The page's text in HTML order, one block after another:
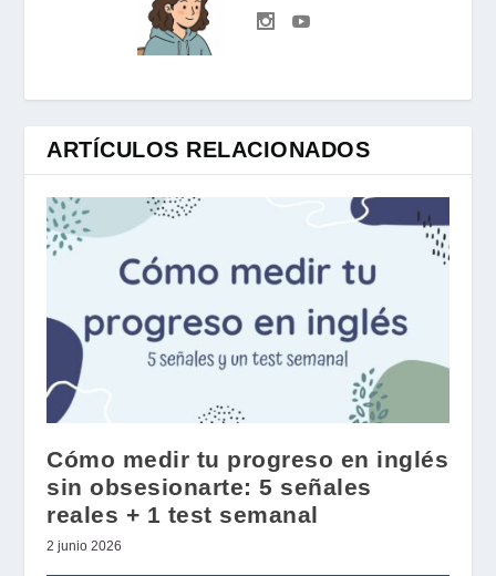
ARTÍCULOS RELACIONADOS
Cómo medir tu progreso en inglés
sin obsesionarte: 5 señales
reales + 1 test semanal
2 junio 2026